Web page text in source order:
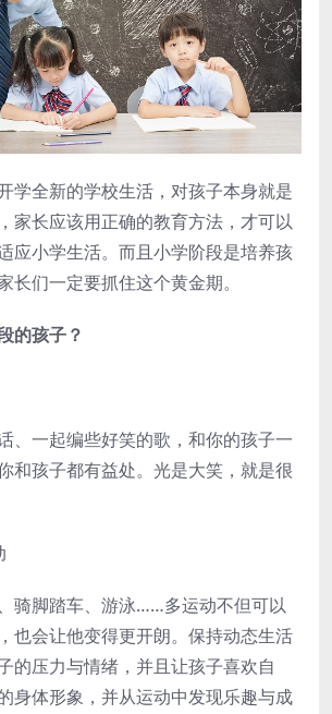
学全新的学校生活，对孩子本身就是
家长应该用正确的教育方法，才可以
应小学生活。而且小学阶段是培养孩
长们一定要抓住这个黄金期。
的孩子？
、一起编些好笑的歌，和你的孩子一
和孩子都有益处。光是大笑，就是很
骑脚踏车、游泳……多运动不但可以
也会让他变得更开朗。保持动态生活
的压力与情绪，并且让孩子喜欢自
身体形象，并从运动中发现乐趣与成